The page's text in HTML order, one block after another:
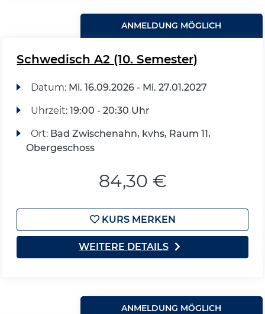
ANMELDUNG MÖGLICH
Schwedisch A2 (10. Semester)
Datum: Mi. 16.09.2026 - Mi. 27.01.2027
Uhrzeit: 19:00 - 20:30 Uhr
Ort: Bad Zwischenahn, kvhs, Raum 11,
Obergeschoss
84,30 €
KURS MERKEN
WEITERE DETAILS
ANMELDUNG MÖGLICH